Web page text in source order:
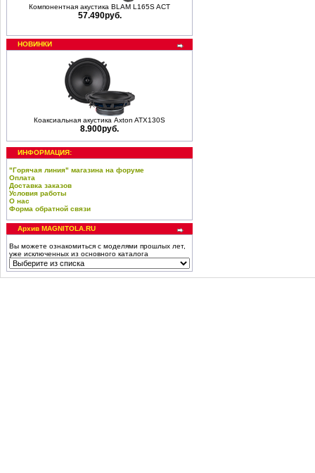
Компонентная акустика BLAM L165S ACT
57.490руб.
НОВИНКИ
Коаксиальная акустика Axton ATX130S
8.900руб.
ИНФОРМАЦИЯ:
"Горячая линия" магазина на форуме
Оплата
Доставка заказов
Условия работы
О нас
Форма обратной связи
Архив MAGNITOLA.RU
Вы можете ознакомиться с моделями прошлых лет,
уже исключенных из основного каталога